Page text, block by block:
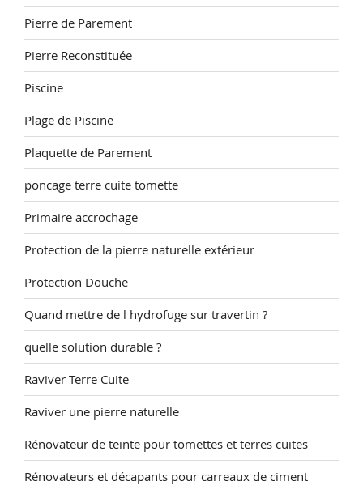
Pierre de Parement
Pierre Reconstituée
Piscine
Plage de Piscine
Plaquette de Parement
poncage terre cuite tomette
Primaire accrochage
Protection de la pierre naturelle extérieur
Protection Douche
Quand mettre de l hydrofuge sur travertin ?
quelle solution durable ?
Raviver Terre Cuite
Raviver une pierre naturelle
Rénovateur de teinte pour tomettes et terres cuites
Rénovateurs et décapants pour carreaux de ciment